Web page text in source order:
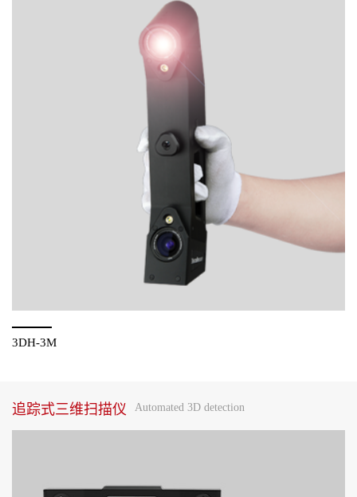
3DH-3M
追踪式三维扫描仪 Automated 3D detection